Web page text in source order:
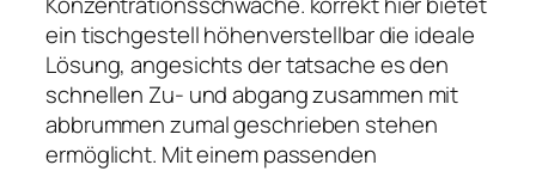
ein tischgestell höhenverstellbar die ideale
Lösung, angesichts der tatsache es den
schnellen Zu- und abgang zusammen mit
abbrummen zumal geschrieben stehen
ermöglicht. Mit einem passenden